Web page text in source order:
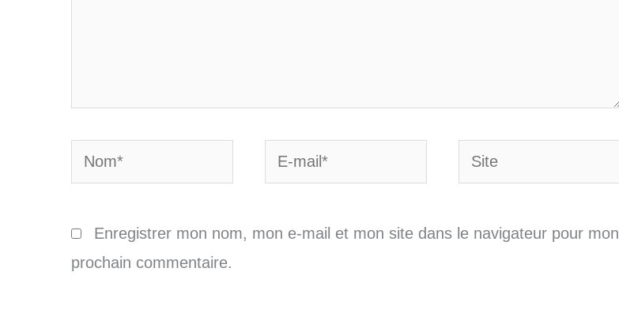
Nom*
E-
mail*
Site
Enregistrer mon nom, mon e-mail et mon site dans le navigateur pour mon
prochain commentaire.